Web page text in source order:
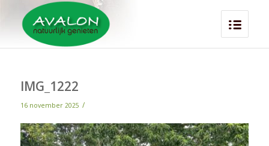
IMG_1222
16 november 2025 /